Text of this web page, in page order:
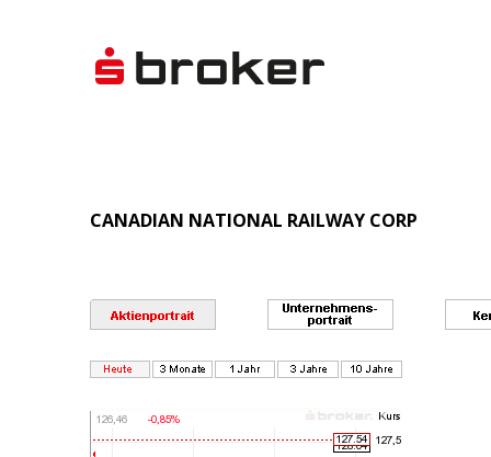
CANADIAN NATIONAL RAILWAY CORP